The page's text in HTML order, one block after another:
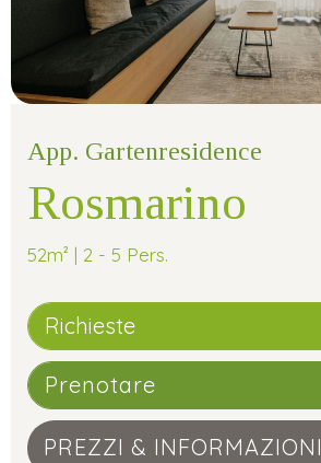
App. Gartenresidence
Rosmarino
52m² | 2 - 5 Pers.
Richieste
Prenotare
PREZZI & INFORMAZIONI